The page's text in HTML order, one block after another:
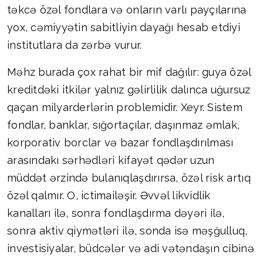
təkcə özəl fondlara və onların varlı payçılarına
yox, cəmiyyətin sabitliyin dayağı hesab etdiyi
institutlara da zərbə vurur.
Məhz burada çox rahat bir mif dağılır: guya özəl
kreditdəki itkilər yalnız gəlirlilik dalınca uğursuz
qaçan milyarderlərin problemidir. Xeyr. Sistem
fondlar, banklar, sığortaçılar, daşınmaz əmlak,
korporativ borclar və bazar fondlaşdırılması
arasındakı sərhədləri kifayət qədər uzun
müddət ərzində bulanıqlaşdırırsa, özəl risk artıq
özəl qalmır. O, ictimailəşir. Əvvəl likvidlik
kanalları ilə, sonra fondlaşdırma dəyəri ilə,
sonra aktiv qiymətləri ilə, sonda isə məşğulluq,
investisiyalar, büdcələr və adi vətəndaşın cibinə